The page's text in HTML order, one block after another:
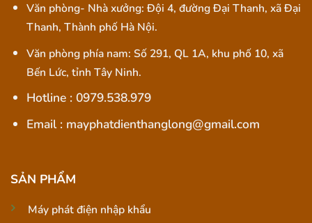
Văn phòng- Nhà xưởng: Đội 4, đường Đại Thanh, xã Đại
Thanh, Thành phố Hà Nội.
Văn phòng phía nam: Số 291, QL 1A, khu phố 10, xã
Bến Lức, tỉnh Tây Ninh.
Hotline : 0979.538.979
Email : mayphatdienthanglong@gmail.com
SẢN PHẨM
Máy phát điện nhập khẩu